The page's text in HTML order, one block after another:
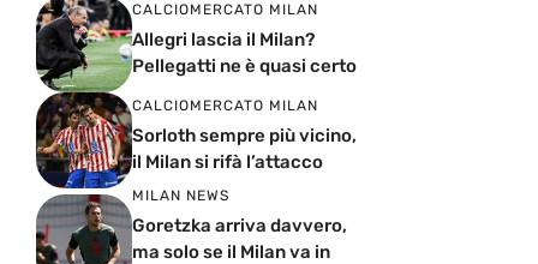
CALCIOMERCATO MILAN
Allegri lascia il Milan?
Pellegatti ne è quasi certo
CALCIOMERCATO MILAN
Sorloth sempre più vicino,
il Milan si rifà l’attacco
MILAN NEWS
Goretzka arriva davvero,
ma solo se il Milan va in